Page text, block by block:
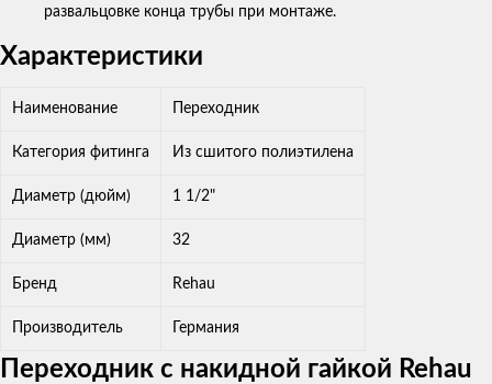
развальцовке конца трубы при монтаже.
Характеристики
Наименование Переходник
Категория фитинга Из сшитого полиэтилена
Диаметр (дюйм) 1 1/2"
Диаметр (мм) 32
Бренд Rehau
Производитель Германия
Переходник с накидной гайкой Rehau